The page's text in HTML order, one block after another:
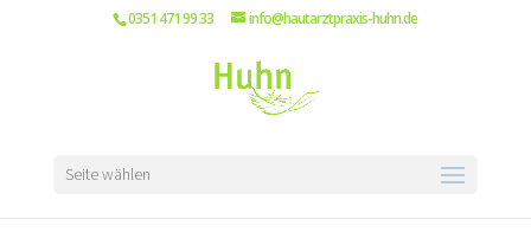
0351 471 99 33 info@hautarztpraxis-huhn.de
Seite wählen